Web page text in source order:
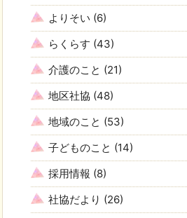
よりそい (6)
らくらす (43)
介護のこと (21)
地区社協 (48)
地域のこと (53)
子どものこと (14)
採用情報 (8)
社協だより (26)